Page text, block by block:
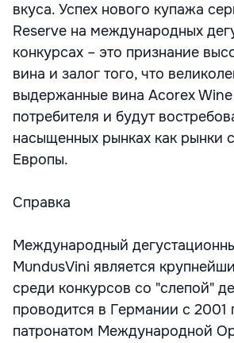
вкуса. Успех нового купажа
Reserve на международных
конкурсах – это признание
вина и залог того, что
выдержанные вина Acorex Wine
потребителя и будут
насыщенных рынках как рынки
Европы.
Справка
Международный
MundusVini является
среди конкурсов со "слепой"
проводится в Германии с 2001
патронатом Международной